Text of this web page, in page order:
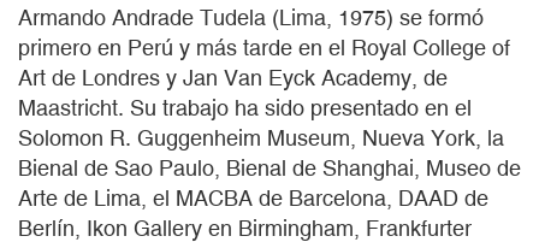
Armando Andrade Tudela (Lima, 1975) se formó
primero en Perú y más tarde en el Royal College of
Art de Londres y Jan Van Eyck Academy, de
Maastricht. Su trabajo ha sido presentado en el
Solomon R. Guggenheim Museum, Nueva York, la
Bienal de Sao Paulo, Bienal de Shanghai, Museo de
Arte de Lima, el MACBA de Barcelona, DAAD de
Berlín, Ikon Gallery en Birmingham, Frankfurter